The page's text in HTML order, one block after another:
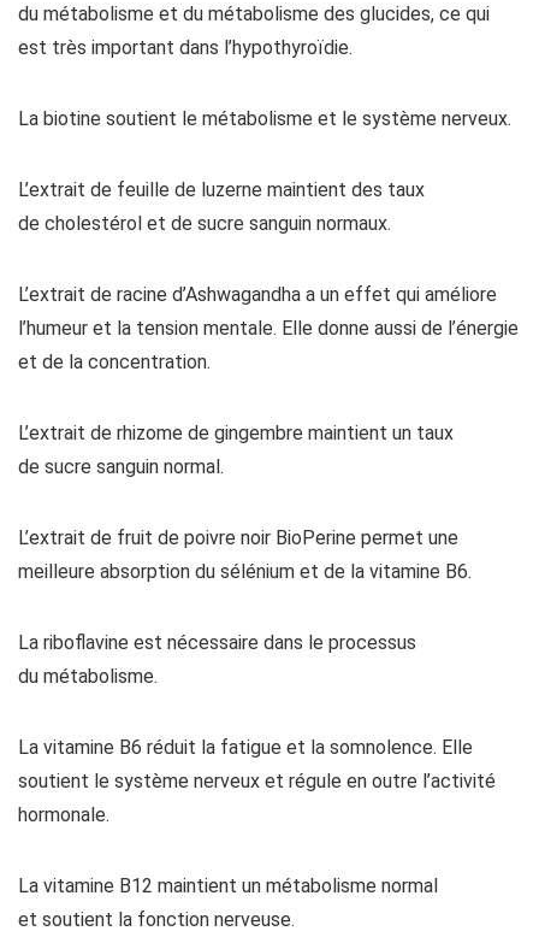
du métabolisme et du métabolisme des glucides, ce qui
est très important dans l’hypothyroïdie.
La biotine soutient le métabolisme et le système nerveux.
L’extrait de feuille de luzerne maintient des taux
de cholestérol et de sucre sanguin normaux.
L’extrait de racine d’Ashwagandha a un effet qui améliore
l’humeur et la tension mentale. Elle donne aussi de l’énergie
et de la concentration.
L’extrait de rhizome de gingembre maintient un taux
de sucre sanguin normal.
L’extrait de fruit de poivre noir BioPerine permet une
meilleure absorption du sélénium et de la vitamine B6.
La riboflavine est nécessaire dans le processus
du métabolisme.
La vitamine B6 réduit la fatigue et la somnolence. Elle
soutient le système nerveux et régule en outre l’activité
hormonale.
La vitamine B12 maintient un métabolisme normal
et soutient la fonction nerveuse.